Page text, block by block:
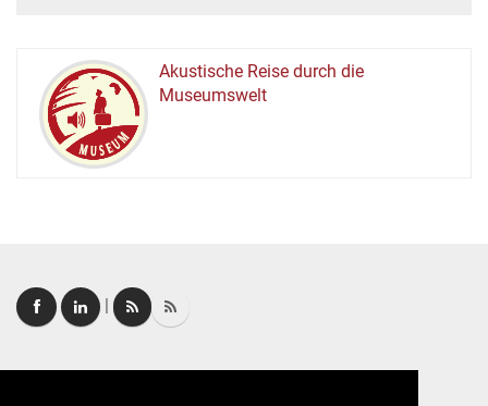
MUSEUM
Akustische Reise durch die
Museumswelt